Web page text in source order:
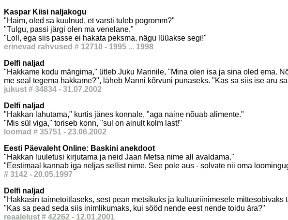
Kaspar Kiisi naljakogu
"Haim, oled sa kuulnud, et varsti tuleb pogromm?"
"Tulgu, passi järgi olen ma venelane."
"Loll, ega siis passe ei hakata peksma, nägu lüüakse segi!"
erinevad rahvused # 12710 - 1995 ... 1998
Delfi naljad
"Hakkame kodu mängima," ütleb Juku Mannile, "Mina olen isa ja sina oled ema.
me seal tegema hakkame?", läheb Manni kõrvuni punaseks. "Kas sa siis ise aru
jukust # 34834 - 31.07.2002
Delfi naljad
"Hakkan lahutama," kurtis jänes konnale, "aga naine nõuab alimente."
"Mis sül viga," toriseb konn, "sul on ainult kolm last!"
loomad # 35751 - 23.06.2002
Eesti Päevaleht Online: Baskini anekdoot
"Hakkan luuletusi kirjutama ja neid Jaan Metsa nime all avaldama."
"Eestimaal kannab iga neljas sellist nime. See pole aus - solvate nii oma
# 3142 - 20.05.1997
Delfi naljad
"Hakkasin taimetoitlaseks, sest pean metsikuks ja kultuuriinimesele mittesobivaks
"Kas sa pead seda siis inimlikumaks, kui sööd nende eest nende toidu ära?"
reaalelust # 42262 - 12.01.2001